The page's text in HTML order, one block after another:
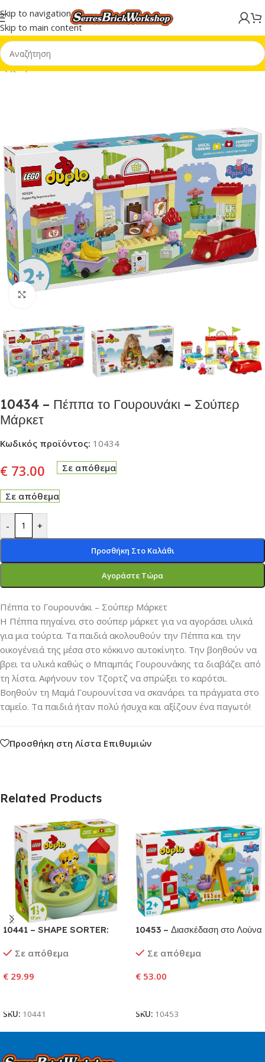
Skip to navigation
Skip to main content
Αρχική σελίδα/LEGO® DUPLO®
Click to enlarge
10434 – Πέππα το Γουρουνάκι – Σούπερ
Μάρκετ
Κωδικός προϊόντος: 10434
€ 73.00 Σε απόθεμα
Σε απόθεμα
- +
Προσθήκη Στο Καλάθι
Αγοράστε Τώρα
Πέππα το Γουρουνάκι – Σούπερ Μάρκετ
Η Πέππα πηγαίνει στο σούπερ μάρκετ για να αγοράσει υλικά
για μια τούρτα. Τα παιδιά ακολουθούν την Πέππα και την
οικογένειά της μέσα στο κόκκινο αυτοκίνητο. Την βοηθούν να
βρει τα υλικά καθώς ο Μπαμπάς Γουρουνάκης τα διαβάζει από
τη λίστα. Αφήνουν τον Τζορτζ να σπρώξει το καρότσι.
Βοηθούν τη Μαμά Γουρουνίτσα να σκανάρει τα πράγματα στο
ταμείο. Τα παιδιά ήταν πολύ ήσυχα και αξίζουν ένα παγωτό!
Προσθήκη στη Λίστα Επιθυμιών
Related Products
10441 – SHAPE SORTER:
Σε απόθεμα
€ 29.99
SKU: 10441
10453 – Διασκέδαση στο Λούνα
Σε απόθεμα
€ 53.00
SKU: 10453